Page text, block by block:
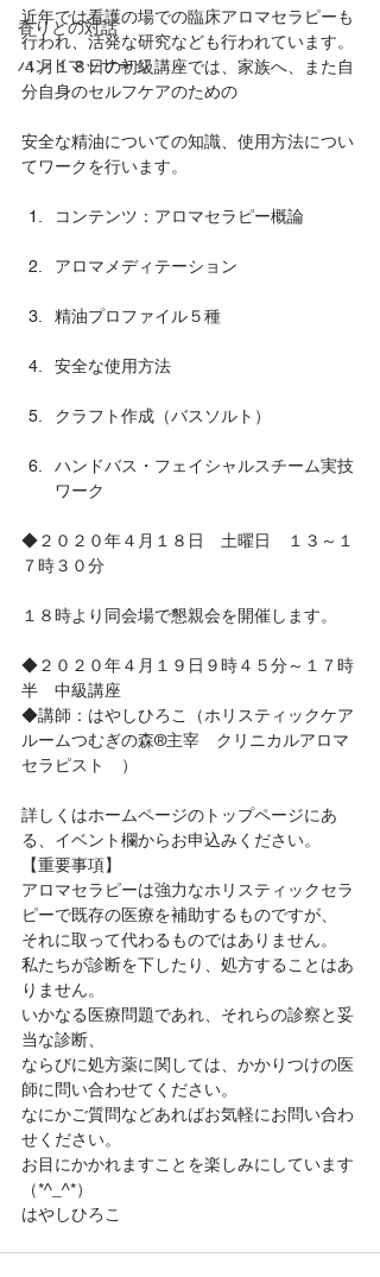
香りとの対話
ハンドマッサージ
近年では看護の場での臨床アロマセラピーも
行われ、活発な研究なども行われています。
４月１８日の初級講座では、家族へ、また自
分自身のセルフケアのための
安全な精油についての知識、使用方法につい
てワークを行います。
コンテンツ：アロマセラピー概論
アロマメディテーション
精油プロファイル５種
安全な使用方法
クラフト作成（バスソルト）
ハンドバス・フェイシャルスチーム実技
ワーク
◆２０２０年４月１８日　土曜日　１３～１
７時３０分
１８時より同会場で懇親会を開催します。
◆２０２０年４月１９日９時４５分～１７時
半　中級講座
◆講師：はやしひろこ（ホリスティックケア
ルームつむぎの森®主宰　クリニカルアロマ
セラピスト　）
詳しくはホームページのトップページにあ
る、イベント欄からお申込みください。
【重要事項】
アロマセラピーは強力なホリスティックセラ
ピーで既存の医療を補助するものですが、
それに取って代わるものではありません。
私たちが診断を下したり、処方することはあ
りません。
いかなる医療問題であれ、それらの診察と妥
当な診断、
ならびに処方薬に関しては、かかりつけの医
師に問い合わせてください。
なにかご質問などあればお気軽にお問い合わ
せください。
お目にかかれますことを楽しみにしています
（*^_^*）
はやしひろこ